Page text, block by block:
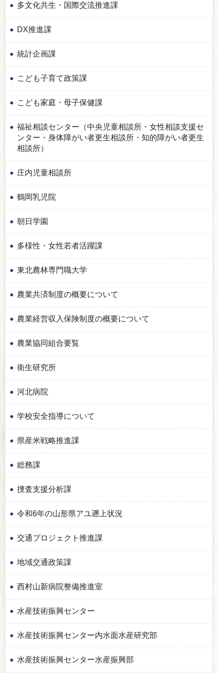
多文化共生・国際交流推進課
DX推進課
統計企画課
こども子育て政策課
こども家庭・母子保健課
福祉相談センター（中央児童相談所・女性相談支援セ
ンター・身体障がい者更生相談所・知的障がい者更生
相談所）
庄内児童相談所
鶴岡乳児院
朝日学園
多様性・女性若者活躍課
東北農林専門職大学
農業共済制度の概要について
農業経営収入保険制度の概要について
農業協同組合要覧
衛生研究所
河北病院
学校安全指導について
県産米戦略推進課
総務課
捜査支援分析課
令和6年の山形県アユ遡上状況
交通プロジェクト推進課
地域交通政策課
西村山新病院整備推進室
水産技術振興センター
水産技術振興センター内水面水産研究部
水産技術振興センター水産振興部